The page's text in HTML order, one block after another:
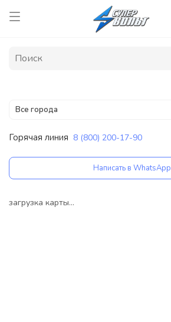
Все города
Горячая линия 8 (800) 200-17-90
Написать в WhatsApp
загрузка карты...